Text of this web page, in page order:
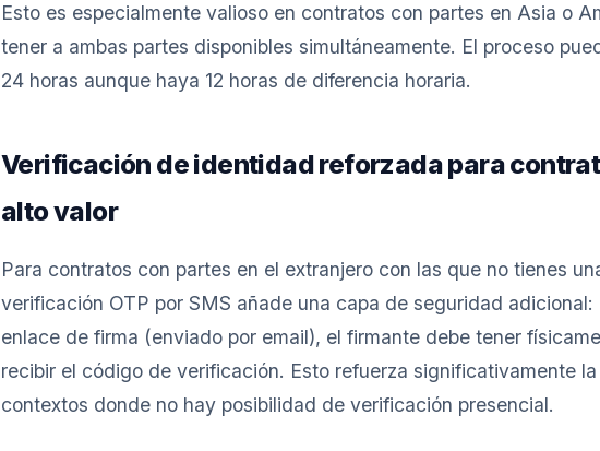
Esto es especialmente valioso en contratos con partes en Asia o
tener a ambas partes disponibles simultáneamente. El proceso
24 horas aunque haya 12 horas de diferencia horaria.
Verificación de identidad reforzada para
alto valor
Para contratos con partes en el extranjero con las que no tienes
verificación OTP por SMS añade una capa de seguridad
enlace de firma (enviado por email), el firmante debe tener
recibir el código de verificación. Esto refuerza significativamente
contextos donde no hay posibilidad de verificación presencial.